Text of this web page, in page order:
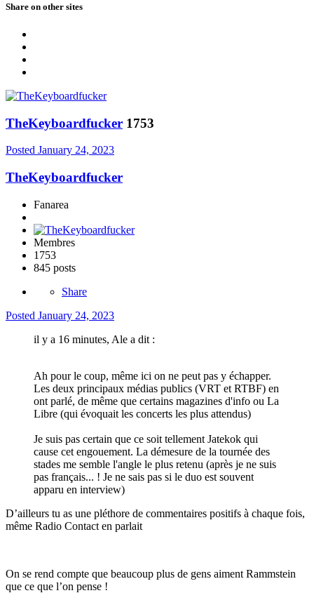
Share on other sites
TheKeyboardfucker 1753
Posted January 24, 2023
TheKeyboardfucker
Fanarea
Membres
1753
845 posts
Share
Posted January 24, 2023
il y a 16 minutes, Ale a dit :
Ah pour le coup, même ici on ne peut pas y échapper.
Les deux principaux médias publics (VRT et RTBF) en
ont parlé, de même que certains magazines d'info ou La
Libre (qui évoquait les concerts les plus attendus)
Je suis pas certain que ce soit tellement Jatekok qui
cause cet engouement. La démesure de la tournée des
stades me semble l'angle le plus retenu (après je ne suis
pas français... ! Je ne sais pas si le duo est souvent
apparu en interview)
D’ailleurs tu as une pléthore de commentaires positifs à chaque fois,
même Radio Contact en parlait
On se rend compte que beaucoup plus de gens aiment Rammstein
que ce que l’on pense !